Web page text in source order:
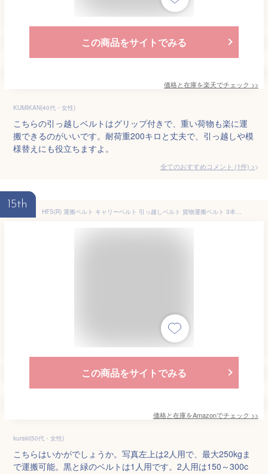
この商品をサイトでみる
価格と在庫を楽天でチェック >>
KUMIKAN(40代・女性)
こちらの引っ越しベルトはグリップ付きで、重い荷物も楽に運
搬できるのがいいです。耐荷重200キロと丈夫で、引っ越しや模
様替えにも役立ちますよ。
全てのおすすめコメント (1件) >
15th
HFS(R) 運搬ベルト キャリーベルト 引っ越しベルト 貨物運搬ベルト 3本セット 耐荷重200KG 荷物 家具 貨物 運搬 負荷軽減 手袋付き
この商品をサイトでみる
価格と在庫をAmazonでチェック >>
kuraki(50代・女性)
こちらはいかがでしょうか。写真左上は2人用で、最大250kgま
で運搬可能。黒と緑のベルトは1人用です。2人用は150～300c